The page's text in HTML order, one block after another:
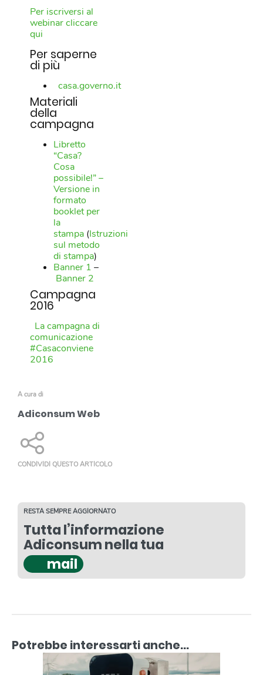
A cura di
Adiconsum Web
CONDIVIDI QUESTO ARTICOLO
RESTA SEMPRE AGGIORNATO
Tutta l’informazione
Adiconsum nella tua
mail
Per iscriversi al
webinar cliccare
qui
Per saperne
di più
casa.governo.it
Materiali
della
campagna
Libretto
“Casa?
Cosa
possibile!” –
Versione in
formato
booklet per
la
stampa(Istruzioni
sul metodo
di stampa)
Banner 1 –
Banner 2
Campagna
2016
La campagna di
comunicazione
#Casaconviene
2016
Potrebbe interessarti anche...